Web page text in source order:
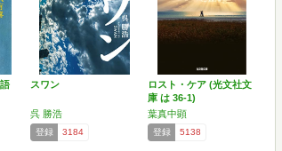
スワン
呉 勝浩
登録 3184
ロスト・ケア (光文社文
庫 は 36-1)
葉真中顕
登録 5138